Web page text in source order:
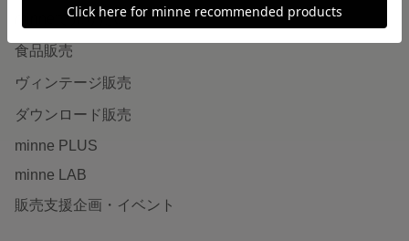
minneで売りたい
食品販売
ヴィンテージ販売
ダウンロード販売
minne PLUS
minne LAB
販売支援企画・イベント